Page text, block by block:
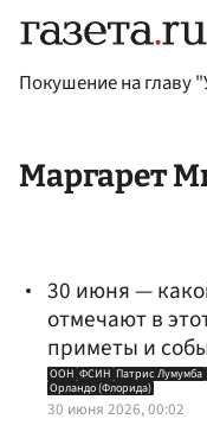
Покушение на главу
Маргарет
30 июня —
отмечают в
приметы и
ООН ФСИН Патрис Лумумба
Орландо (Флорида)
30 июня 2026, 00:02